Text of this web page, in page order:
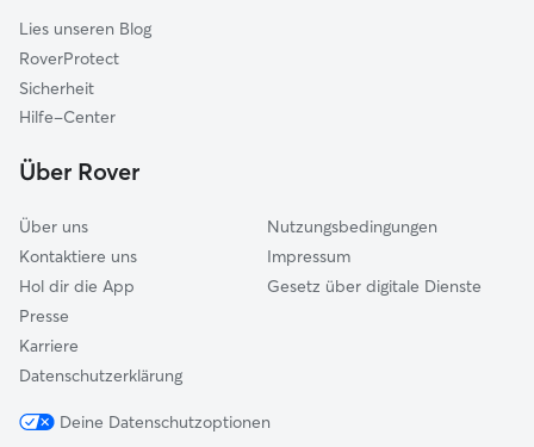
Breckerfeld
Balve
Lies unseren Blog
RoverProtect
Sicherheit
Hilfe-Center
Über Rover
Über uns
Kontaktiere uns
Hol dir die App
Presse
Karriere
Datenschutzerklärung
Nutzungsbedingungen
Impressum
Gesetz über digitale Dienste
Deine Datenschutzoptionen